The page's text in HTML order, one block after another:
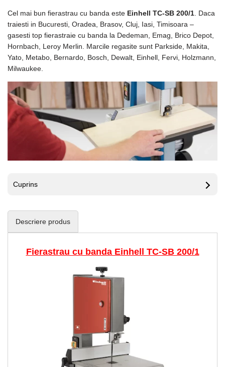
Cel mai bun fierastrau cu banda este Einhell TC-SB 200/1 . Daca
traiesti in Bucuresti, Oradea, Brasov, Cluj, Iasi, Timisoara –
gasesti top fierastraie cu banda la Dedeman, Emag, Brico Depot,
Hornbach, Leroy Merlin. Marcile regasite sunt Parkside, Makita,
Yato, Metabo, Bernardo, Bosch, Dewalt, Einhell, Fervi, Holzmann,
Milwaukee.
Cuprins
Descriere produs
Fierastrau cu banda Einhell TC-SB 200/1